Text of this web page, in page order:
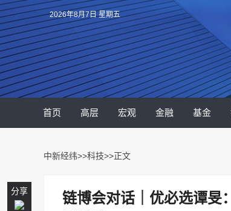
分享
2026年8月7日 星期五
首页 高层 宏观 金融 基金
中新经纬>>科技>>正文
链博会对话｜优必选谭旻